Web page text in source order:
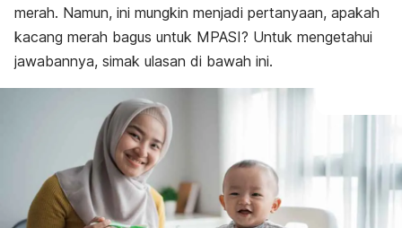
merah. Namun, ini mungkin menjadi pertanyaan, apakah
kacang merah bagus untuk MPASI? Untuk mengetahui
jawabannya, simak ulasan di bawah ini.